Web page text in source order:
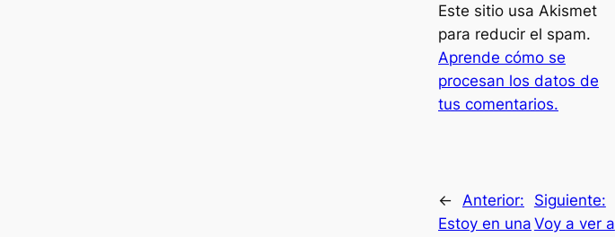
Este sitio usa Akismet
para reducir el spam.
Aprende cómo se
procesan los datos de
tus comentarios.
← Anterior:
Estoy en una
Siguiente:
Voy a ver a